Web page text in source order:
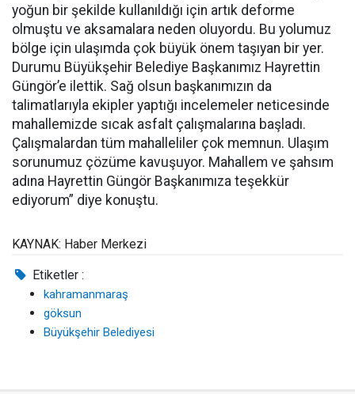
yoğun bir şekilde kullanıldığı için artık deforme
olmuştu ve aksamalara neden oluyordu. Bu yolumuz
bölge için ulaşımda çok büyük önem taşıyan bir yer.
Durumu Büyükşehir Belediye Başkanımız Hayrettin
Güngör’e ilettik. Sağ olsun başkanımızın da
talimatlarıyla ekipler yaptığı incelemeler neticesinde
mahallemizde sıcak asfalt çalışmalarına başladı.
Çalışmalardan tüm mahalleliler çok memnun. Ulaşım
sorunumuz çözüme kavuşuyor. Mahallem ve şahsım
adına Hayrettin Güngör Başkanımıza teşekkür
ediyorum” diye konuştu.
KAYNAK: Haber Merkezi
Etiketler :
kahramanmaraş
göksun
Büyükşehir Belediyesi